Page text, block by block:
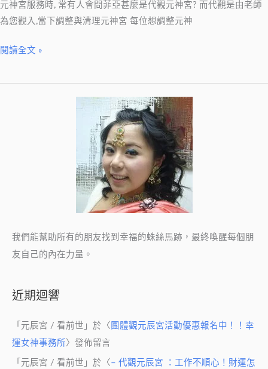
元神宮服務時, 常有人會問菲亞甚麼是代觀元神宮? 而代觀是由老師
為您觀入,當下調整與清理元神宮 每位想調整元神
神
宮
享
閱讀全文 »
我們能幫助所有的朋友找到幸福的蛛絲馬跡，最終喚醒每個朋
友自己的內在力量。
近期迴響
「 元辰宮 / 看前世 」於〈 團體觀元辰宮活動優惠報名中！！幸
運女神事務所〉發佈留言
「 元辰宮 / 看前世 」於〈 – 代觀元辰宮 ：工作不順心！財運怎